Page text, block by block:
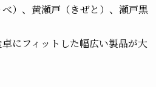
）、黄瀬戸（きぜと）、瀬戸黒
にフィットした幅広い製品が大